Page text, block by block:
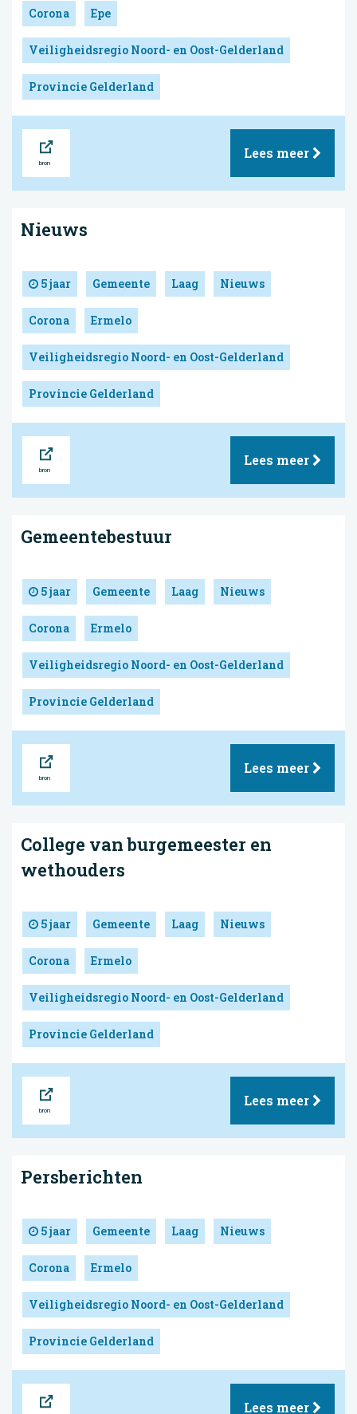
Corona Epe
Veiligheidsregio Noord- en Oost-Gelderland
Provincie Gelderland
Lees meer
Nieuws
5 jaar Gemeente Laag Nieuws
Corona Ermelo
Veiligheidsregio Noord- en Oost-Gelderland
Provincie Gelderland
Lees meer
Gemeentebestuur
5 jaar Gemeente Laag Nieuws
Corona Ermelo
Veiligheidsregio Noord- en Oost-Gelderland
Provincie Gelderland
Lees meer
College van burgemeester en
wethouders
5 jaar Gemeente Laag Nieuws
Corona Ermelo
Veiligheidsregio Noord- en Oost-Gelderland
Provincie Gelderland
Lees meer
Persberichten
5 jaar Gemeente Laag Nieuws
Corona Ermelo
Veiligheidsregio Noord- en Oost-Gelderland
Provincie Gelderland
Lees meer